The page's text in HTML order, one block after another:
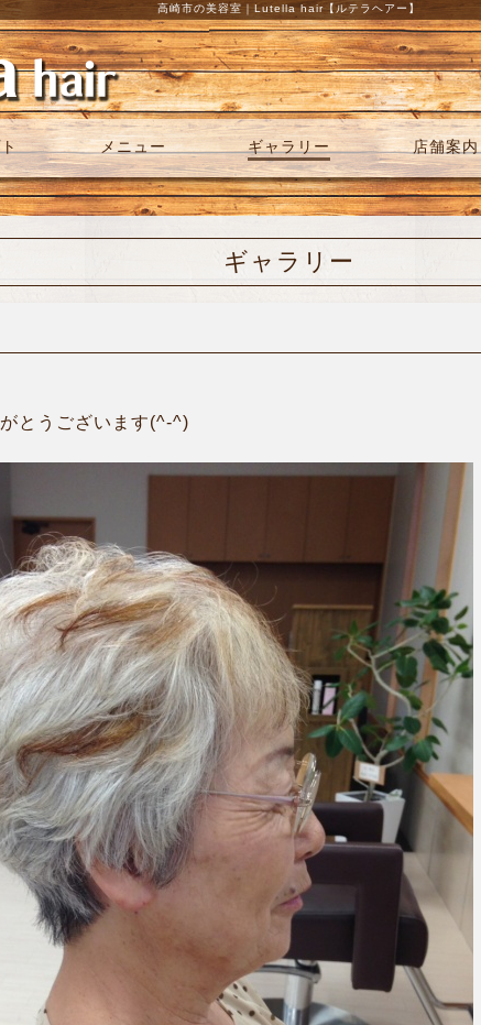
高崎市の美容室｜Lutella hair【ルテラヘアー】
メニュー ギャラリー 店舗案内
ギャラリー
とうございます(^-^)